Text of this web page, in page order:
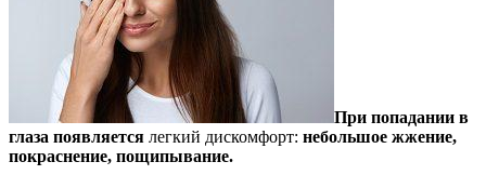
При попадании в
глаза появляется легкий дискомфорт: небольшое жжение,
покраснение, пощипывание.